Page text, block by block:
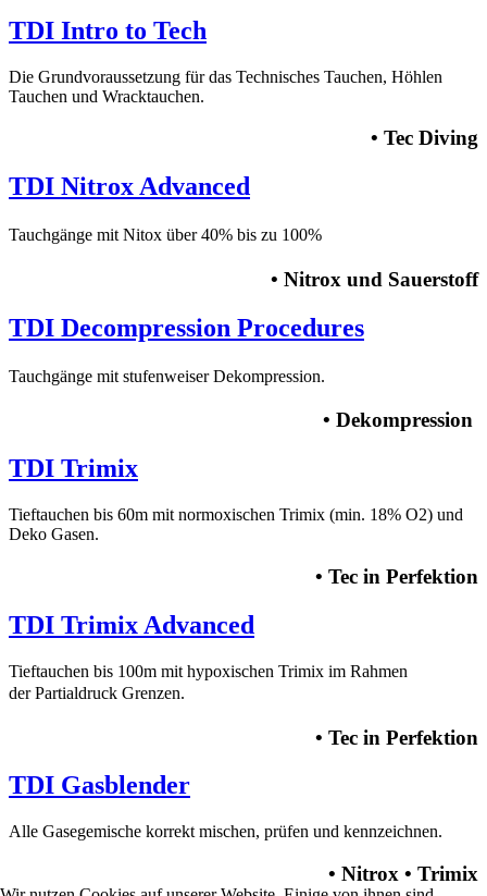
TDI Intro to Tech
Die Grundvoraussetzung für das Technisches Tauchen, Höhlen
Tauchen und Wracktauchen.
• Tec Diving
TDI Nitrox Advanced
Tauchgänge mit Nitox über 40% bis zu 100%
• Nitrox und Sauerstoff
TDI Decompression Procedures
Tauchgänge mit stufenweiser Dekompression.
• Dekompression
TDI Trimix
Tieftauchen bis 60m mit normoxischen Trimix (min. 18% O2) und
Deko Gasen.
• Tec in Perfektion
TDI Trimix Advanced
Tieftauchen bis 100m mit hypoxischen Trimix im Rahmen
derPartialdruck Grenzen.
• Tec in Perfektion
TDI Gasblender
Alle Gasegemische korrekt mischen, prüfen und kennzeichnen.
• Nitrox • Trimix